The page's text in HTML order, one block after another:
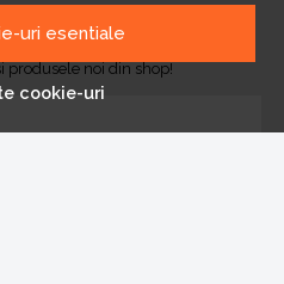
uri esentiale
cookie-uri
produsele noi din shop!